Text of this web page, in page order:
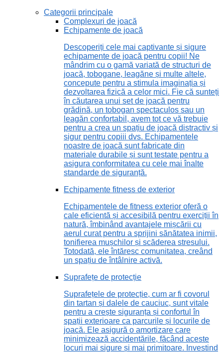
Categorii principale
Complexuri de joacă
Echipamente de joacă
Descoperiți cele mai captivante și sigure
echipamente de joacă pentru copii! Ne
mândrim cu o gamă variată de structuri de
joacă, tobogane, leagăne și multe altele,
concepute pentru a stimula imaginația și
dezvoltarea fizică a celor mici. Fie că sunteți
în căutarea unui set de joacă pentru
grădină, un tobogan spectaculos sau un
leagăn confortabil, avem tot ce vă trebuie
pentru a crea un spațiu de joacă distractiv și
sigur pentru copiii dvs. Echipamentele
noastre de joacă sunt fabricate din
materiale durabile și sunt testate pentru a
asigura conformitatea cu cele mai înalte
standarde de siguranță.
Echipamente fitness de exterior
Echipamentele de fitness exterior oferă o
cale eficientă și accesibilă pentru exerciții în
natură, îmbinând avantajele mișcării cu
aerul curat pentru a sprijini sănătatea inimii,
tonifierea mușchilor și scăderea stresului.
Totodată, ele întăresc comunitatea, creând
un spațiu de întâlnire activă.
Suprafețe de protecție
Suprafețele de protecție, cum ar fi covorul
din tartan și dalele de cauciuc, sunt vitale
pentru a crește siguranța și confortul în
spații exterioare ca parcurile și locurile de
joacă. Ele asigură o amortizare care
minimizează accidentările, făcând aceste
locuri mai sigure și mai primitoare. Investind